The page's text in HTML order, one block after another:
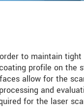
to maintain
profile on the
allow for the
and
for the laser